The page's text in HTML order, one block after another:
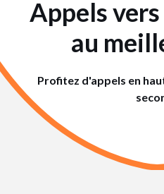
Appels vers
au
Profitez d'appels en